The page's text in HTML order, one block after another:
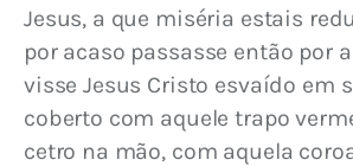
Jesus, a que miséria estais
por acaso passasse então por
visse Jesus Cristo esvaído em
coberto com aquele trapo
cetro na mão, com aquela